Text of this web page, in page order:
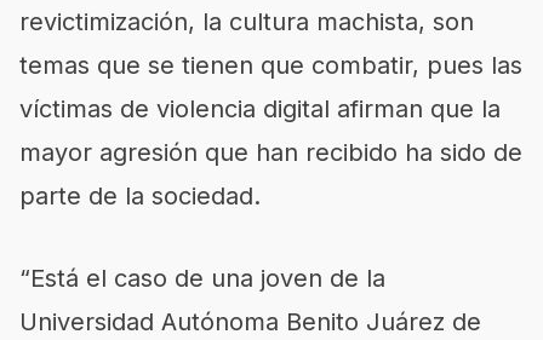
revictimización, la cultura machista, son
temas que se tienen que combatir, pues las
víctimas de violencia digital afirman que la
mayor agresión que han recibido ha sido de
parte de la sociedad.
“Está el caso de una joven de la
Universidad Autónoma Benito Juárez de